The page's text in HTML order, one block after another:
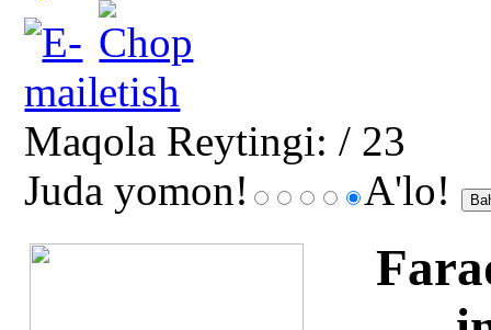
Maqola Reytingi: / 23
Juda yomon!
A'lo!